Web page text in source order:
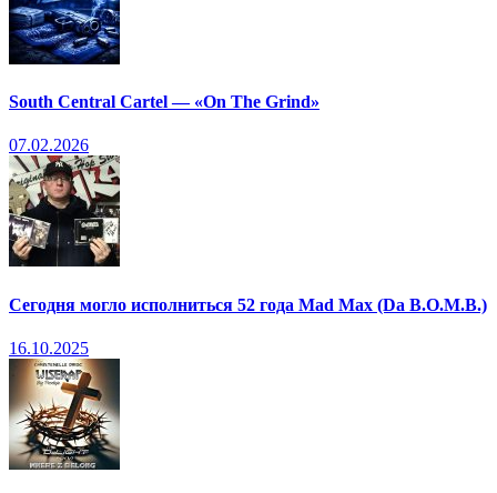
South Central Cartel — «On The Grind»
07.02.2026
Сегодня могло исполниться 52 года Mad Max (Da B.O.M.B.)
16.10.2025